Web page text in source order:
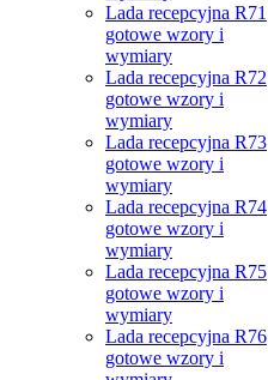
Lada recepcyjna R71
gotowe wzory i
wymiary
Lada recepcyjna R72
gotowe wzory i
wymiary
Lada recepcyjna R73
gotowe wzory i
wymiary
Lada recepcyjna R74
gotowe wzory i
wymiary
Lada recepcyjna R75
gotowe wzory i
wymiary
Lada recepcyjna R76
gotowe wzory i